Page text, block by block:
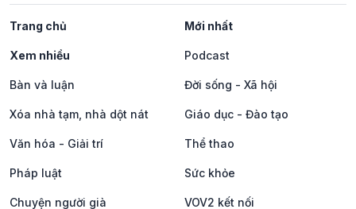
Trang chủ Mới nhất
Xem nhiều Podcast
Bàn và luận Đời sống - Xã hội
Xóa nhà tạm, nhà dột nát Giáo dục - Đào tạo
Văn hóa - Giải trí Thể thao
Pháp luật Sức khỏe
Chuyện người già VOV2 kết nối